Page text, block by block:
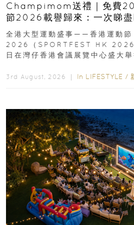
Champimom送禮｜免費
節2026載譽歸來：一次睇
動、街舞比賽＋逾百運動品牌
全港大型運動盛事——香港運動節
2026（SPORTFEST HK 2026
日在灣仔香港會議展覽中心盛大
3rd August, 2026 ｜ In LIFESTYLE /